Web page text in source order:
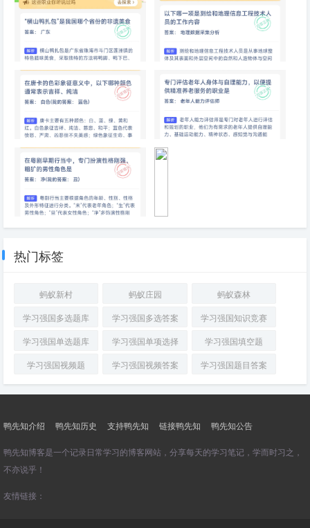
公路养护工程技术人员应该是
形式吗
“横山鸭扎包”是我国哪个省份的
非遗美食
程技术人员的工作内容
在唐卡的色彩象征意义中，以下
哪种颜色通常表示吉祥、纯洁
专门评估老年人身体与自理能
力，以便提供精准养老服务的职
中，
责
理
国
际
货
物
输、
报
关、
报
热门标签
蚂蚁新村 蚂蚁庄园
蚂蚁森林
学习强国多选题库
学习强国多选答案
学习强国知识竞赛
学习强国单选题库
学习强国单项选择
学习强国填空题
学习强国视频题
学习强国视频答案 学习强国题目答案
鸭先知介绍 鸭先知历史 支持鸭先知 链接鸭先知 鸭先知公告
鸭先知博客是一个记录日常学习的博客网站，分享每天的学习笔记，学而时习之，
不亦说乎！
友情链接：